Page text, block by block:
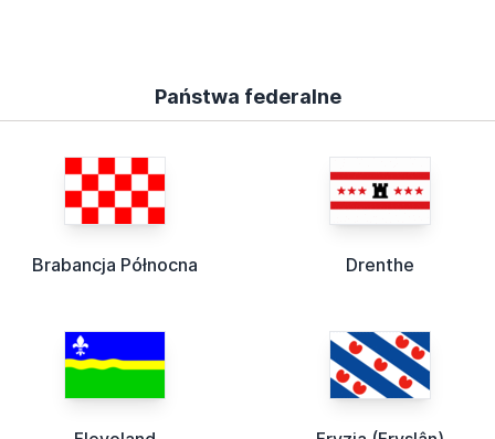
Państwa federalne
Brabancja Północna Drenthe